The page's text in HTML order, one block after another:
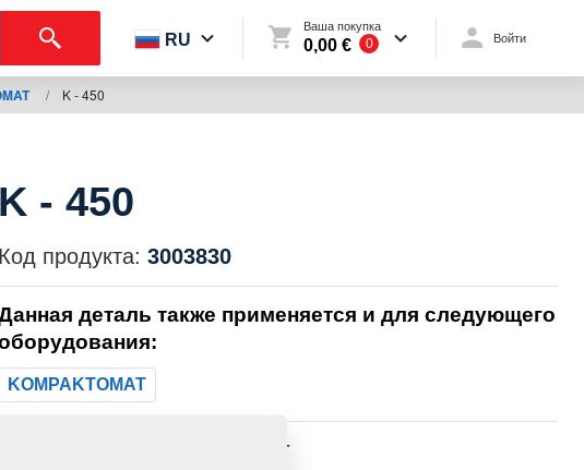
RU
Ваша покупка
0,00 € 0 Войти
/ K - 450
K - 450
Код продукта: 3003830
деталь также применяется и для следующего
KOMPAKTOMAT
408,6340 Кг